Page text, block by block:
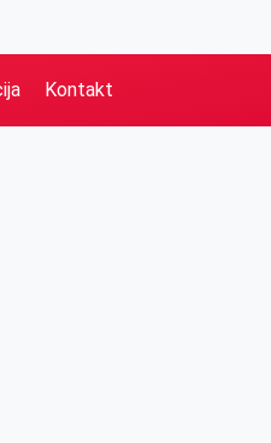
Kontakt